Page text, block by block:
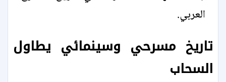
العربي.
تاريخ مسرحي وسينمائي يطاول
السحاب